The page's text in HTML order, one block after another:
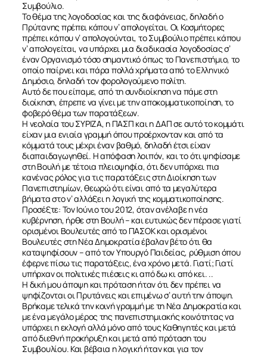
Συμβούλιο.
Το θέμα της λογοδοσίας και της διαφάνειας, δηλαδή ο
Πρύτανης πρέπει κάπου ν’ απολογείται. Οι Κοσμήτορες
πρέπει κάπου ν’ απολογούνται, το Συμβούλιο πρέπει κάπου
ν’ απολογείται, να υπάρχει μια διαδικασία λογοδοσίας σ’
έναν Οργανισμό τόσο σημαντικό όπως το Πανεπιστήμιο, το
οποίο παίρνει και πάρα πολλά χρήματα από το Ελληνικό
Δημόσιο, δηλαδή τον φορολογούμενο πολίτη.
Αυτό δε που είπαμε, από τη συνδιοίκηση να πάμε στη
διοίκηση, έπρεπε να γίνει με την αποκομματικοποίηση, το
φοβερό θέμα των παρατάξεων.
Η νεολαία του ΣΥΡΙΖΑ, η ΠΑΣΠ και η ΔΑΠ σε αυτό το κομμάτι
είχαν μια ενιαία γραμμή όπου προέρχονταν και από τα
κόμματά τους μέχρι έναν βαθμό, δηλαδή έτσι είχαν
διαπαιδαγωγηθεί. Η απόφαση λοιπόν, και το ότι ψηφίσαμε
στη Βουλή με τέτοια πλειοψηφία, ότι δεν υπάρχει πια
κανένας ρόλος για τις παρατάξεις στη Διοίκηση των
Πανεπιστημίων, θεωρώ ότι είναι από τα μεγαλύτερα
βήματα στο ν’ αλλάξει η λογική της κομματικοποίησης.
Προσέξτε: Τον Ιούνιο του 2012, όταν ανέλαβε η νέα
κυβέρνηση, ήρθε στη Βουλή – και ευτυχώς δεν πέρασε γιατί
ορισμένοι Βουλευτές από το ΠΑΣΟΚ και ορισμένοι
Βουλευτές στη Νέα Δημοκρατία έβαλαν βέτο ότι θα
καταψηφίσουν – από τον Υπουργό Παιδείας, ρύθμιση όπου
έφερνε πίσω τις παρατάξεις, ένα χρόνο μετά. Γιατί; Γιατί
υπήρχαν οι πολιτικές πιέσεις κι από δω κι από κει. ..
Η δική μου άποψη και πρόταση ήταν ότι δεν πρέπει να
ψηφίζονται οι Πρυτάνεις και επιμένω σ’ αυτή την άποψη.
Βρήκαμε τελικά την κοινή γραμμή με τη Νέα Δημοκρατία και
με ένα μεγάλο μέρος της πανεπιστημιακής κοινότητας να
υπάρχει η εκλογή αλλά μόνο από τους Καθηγητές και μετά
από διεθνή προκήρυξη και μετά από πρόταση του
Συμβουλίου. Και βέβαια η λογική ήταν και για τον